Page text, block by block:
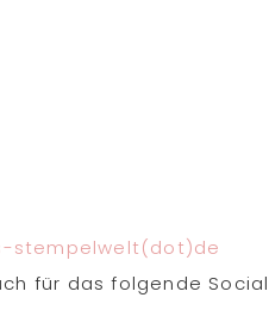
stempelwelt(dot)de
für das folgende